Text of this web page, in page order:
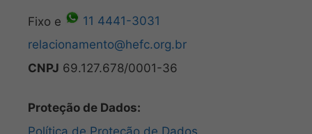
Fixo e
11 4441-3031
relacionamento@hefc.org.br
CNPJ 69.127.678/0001-36
Proteção de Dados: